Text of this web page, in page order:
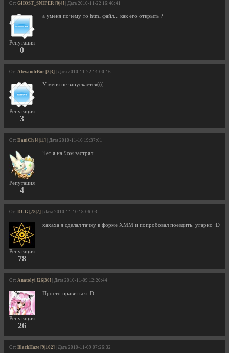
От: GHOST_SNIPER [0|4] | Дата 2010-11-22 16:46:41
Репутация
0
а уменя почему то html файл... как его открыть ?
От: AlexandrBur [3|3] | Дата 2010-11-22 14:00:16
Репутация
3
У меня не запускается(((
От: DaniCh [4|11] | Дата 2010-11-16 19:37:01
Репутация
4
Чет я на 9ом застрял...
От: DUG [78|7] | Дата 2010-11-10 18:06:03
Репутация
78
хахаха я сделал тачку в форме ХММ и попробовал поездить. угарно :D
От: Anatolyi [26|30] | Дата 2010-11-09 12:20:44
Репутация
26
Просто нравиться :D
От: BlackHaze [9|102] | Дата 2010-11-09 07:26:32